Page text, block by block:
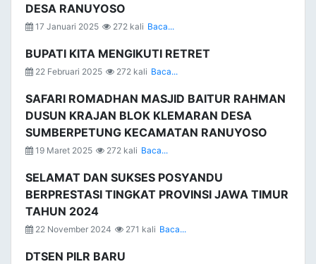
DESA RANUYOSO
17 Januari 2025 272 kali Baca...
BUPATI KITA MENGIKUTI RETRET
22 Februari 2025 272 kali Baca...
SAFARI ROMADHAN MASJID BAITUR RAHMAN
DUSUN KRAJAN BLOK KLEMARAN DESA
SUMBERPETUNG KECAMATAN RANUYOSO
19 Maret 2025 272 kali Baca...
SELAMAT DAN SUKSES POSYANDU
BERPRESTASI TINGKAT PROVINSI JAWA TIMUR
TAHUN 2024
22 November 2024 271 kali Baca...
DTSEN PILR BARU